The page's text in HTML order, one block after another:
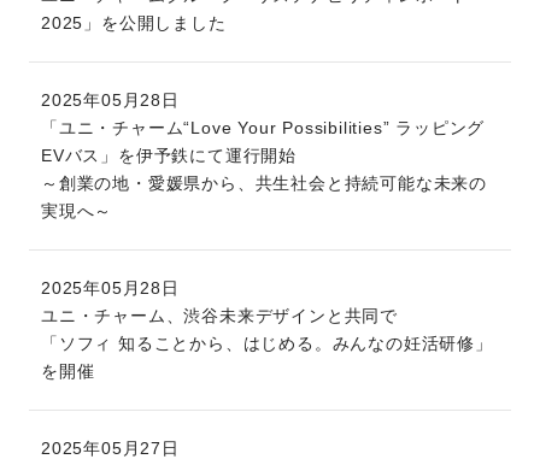
2025」を公開しました
2025年05月28日
「ユニ・チャーム“Love Your Possibilities” ラッピング
EVバス」を伊予鉄にて運行開始
～創業の地・愛媛県から、共生社会と持続可能な未来の
実現へ～
2025年05月28日
ユニ・チャーム、渋谷未来デザインと共同で
「ソフィ 知ることから、はじめる。みんなの妊活研修」
を開催
2025年05月27日